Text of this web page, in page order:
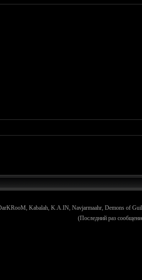
Kabalah, K.A.IN, Navjarmaahr, Demons of
(Последний раз